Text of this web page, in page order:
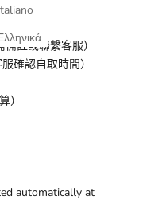
註或聯繫客服）
確認自取時間）
）
automatically at